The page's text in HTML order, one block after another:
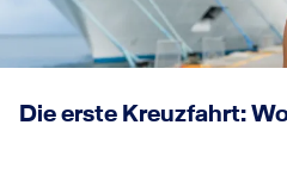
Die erste Kreuzfahrt: